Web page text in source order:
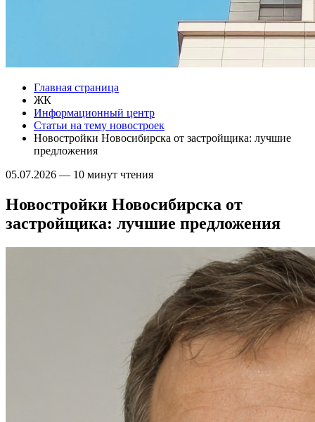
Главная страница
ЖК
Информационный центр
Статьи на тему новостроек
Новостройки Новосибирска от застройщика: лучшие
предложения
05.07.2026 — 10 минут чтения
Новостройки Новосибирска от
застройщика: лучшие предложения